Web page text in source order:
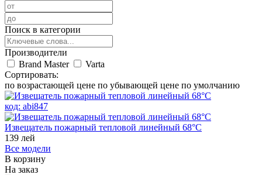
Поиск в категории
Производители
Brand Master
Varta
Сортировать:
по возрастающей цене по убывающей цене по умолчанию
код: abi847
Извещатель пожарный тепловой линейный 68°С
139 лей
Все модели
В корзину
На заказ